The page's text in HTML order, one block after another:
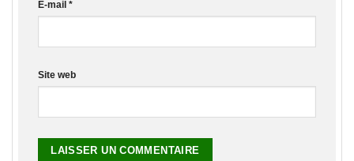
E-mail *
Site web